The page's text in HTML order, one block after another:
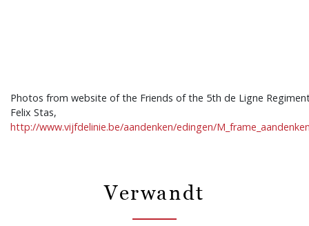
Photos from website of the Friends of the 5th de Ligne
Felix Stas,
http://www.vijfdelinie.be/aandenken/edingen/
Verwandt